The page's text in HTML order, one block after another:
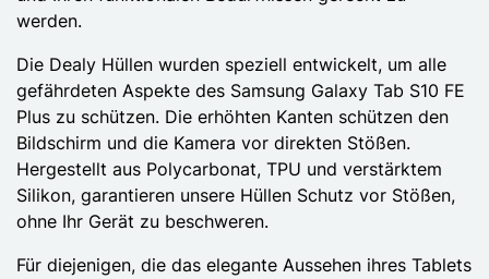
werden.
Die Dealy Hüllen wurden speziell entwickelt, um alle
gefährdeten Aspekte des Samsung Galaxy Tab S10 FE
Plus zu schützen. Die erhöhten Kanten schützen den
Bildschirm und die Kamera vor direkten Stößen.
Hergestellt aus Polycarbonat, TPU und verstärktem
Silikon, garantieren unsere Hüllen Schutz vor Stößen,
ohne Ihr Gerät zu beschweren.
Für diejenigen, die das elegante Aussehen ihres Tablets